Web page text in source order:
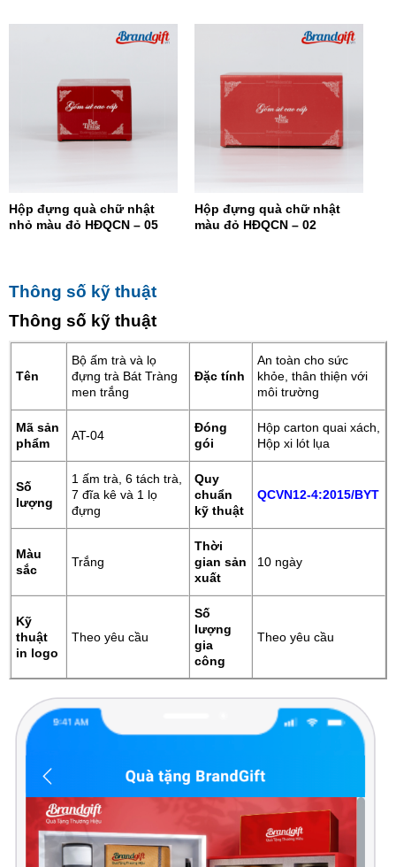
Hộp đựng quà chữ nhật
nhỏ màu đỏ HĐQCN – 05
Hộp đựng quà chữ nhật
màu đỏ HĐQCN – 02
Thông số kỹ thuật
Thông số kỹ thuật
Tên
Bộ ấm trà và lọ
đựng trà Bát Tràng
men trắng
Đặc tính
An toàn cho sức
khỏe, thân thiện với
môi trường
Mã sản
phẩm
AT-04
Đóng
gói
Hộp carton quai xách,
Hộp xi lót lụa
Số
lượng
1 ấm trà, 6 tách trà,
7 đĩa kê và 1 lọ
đựng
Quy
chuẩn
kỹ thuật
QCVN12-4:2015/BYT
Màu
sắc
Trắng
Thời
gian sản
xuất
10 ngày
Kỹ
thuật
in logo
Theo yêu cầu
Số
lượng
gia
công
Theo yêu cầu